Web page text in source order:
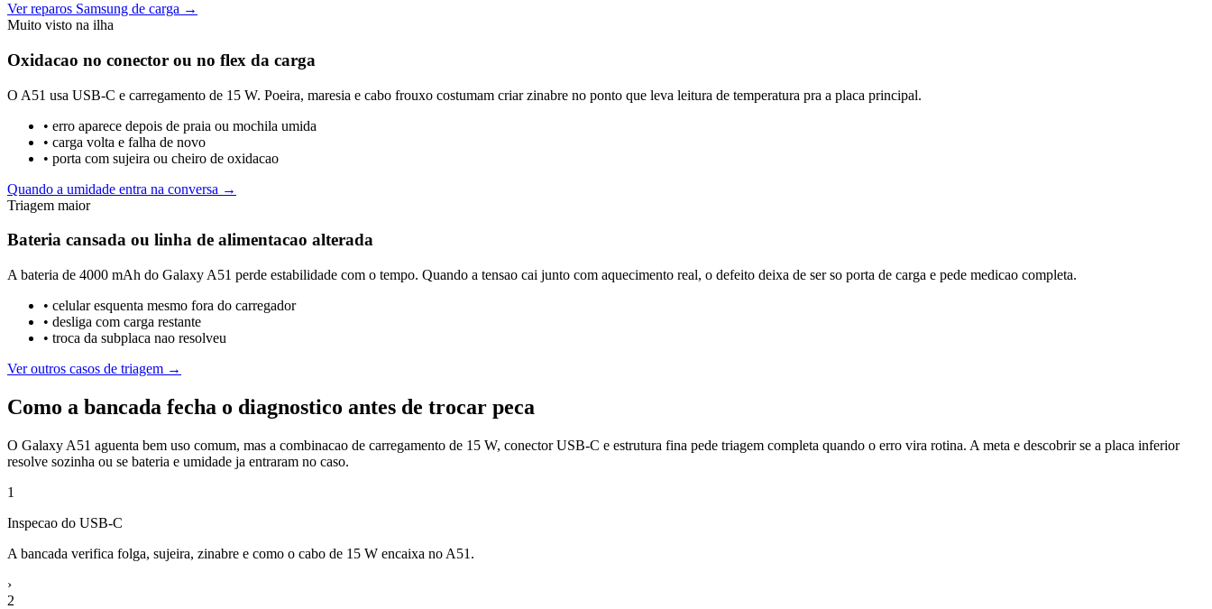
Ver reparos Samsung de carga →
Muito visto na ilha
Oxidacao no conector ou no flex da carga
O A51 usa USB-C e carregamento de 15 W. Poeira, maresia e cabo frouxo costumam criar zinabre no ponto que leva leitura de temperatura pra a placa principal.
• erro aparece depois de praia ou mochila umida
• carga volta e falha de novo
• porta com sujeira ou cheiro de oxidacao
Quando a umidade entra na conversa →
Triagem maior
Bateria cansada ou linha de alimentacao alterada
A bateria de 4000 mAh do Galaxy A51 perde estabilidade com o tempo. Quando a tensao cai junto com aquecimento real, o defeito deixa de ser so porta de carga e pede medicao completa.
• celular esquenta mesmo fora do carregador
• desliga com carga restante
• troca da subplaca nao resolveu
Ver outros casos de triagem →
Como a bancada fecha o diagnostico antes de trocar peca
O Galaxy A51 aguenta bem uso comum, mas a combinacao de carregamento de 15 W, conector USB-C e estrutura fina pede triagem completa quando o erro vira rotina. A meta e descobrir se a placa inferior
resolve sozinha ou se bateria e umidade ja entraram no caso.
1
Inspecao do USB-C
A bancada verifica folga, sujeira, zinabre e como o cabo de 15 W encaixa no A51.
›
2